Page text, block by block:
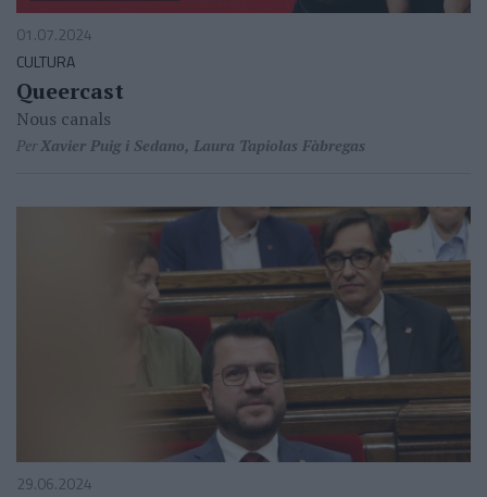
01.07.2024
CULTURA
Queercast
Nous canals
PerXavier Puig i Sedano, Laura Tapiolas Fàbregas
29.06.2024